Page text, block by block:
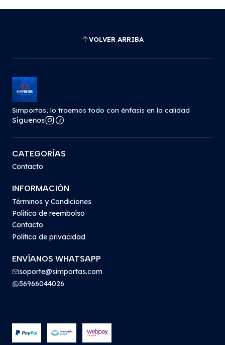
VOLVER ARRIBA
Simportas, lo traemos todo con énfasis en la calidad
Síguenos
CATEGORÍAS
Contacto
INFORMACIÓN
Términos y Condiciones
Política de reembolso
Contacto
Política de privacidad
ENVÍANOS WHATSAPP
soporte@simportas.com
56966044026